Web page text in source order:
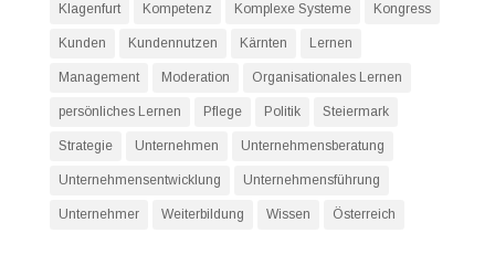
Klagenfurt Kompetenz Komplexe Systeme Kongress
Kunden Kundennutzen Kärnten Lernen
Management Moderation Organisationales Lernen
persönliches Lernen Pflege Politik Steiermark
Strategie Unternehmen Unternehmensberatung
Unternehmensentwicklung Unternehmensführung
Unternehmer Weiterbildung Wissen Österreich